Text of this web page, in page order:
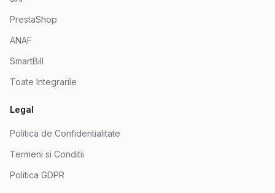
PrestaShop
ANAF
SmartBill
Toate Integrarile
Legal
Politica de Confidentialitate
Termeni si Conditii
Politica GDPR